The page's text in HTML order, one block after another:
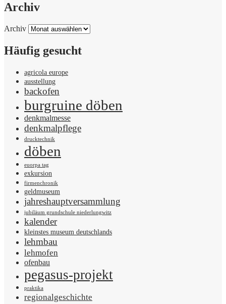
Archiv
Archiv
Häufig gesucht
agricola europe
ausstellung
backofen
burgruine döben
denkmalmesse
denkmalpflege
drucktechnik
döben
euorpa tag
exkursion
firmenchronik
geldmuseum
jahreshauptversammlung
jubiläum grundschule niederlungwitz
kalender
kleinstes museum deutschlands
lehmbau
lehmofen
ofenbau
pegasus-projekt
praktika
regionalgeschichte